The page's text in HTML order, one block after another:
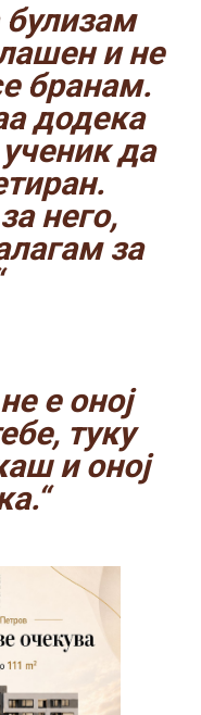
и не
бранам.
додека
да
него,
за
е оној
туку
и оној